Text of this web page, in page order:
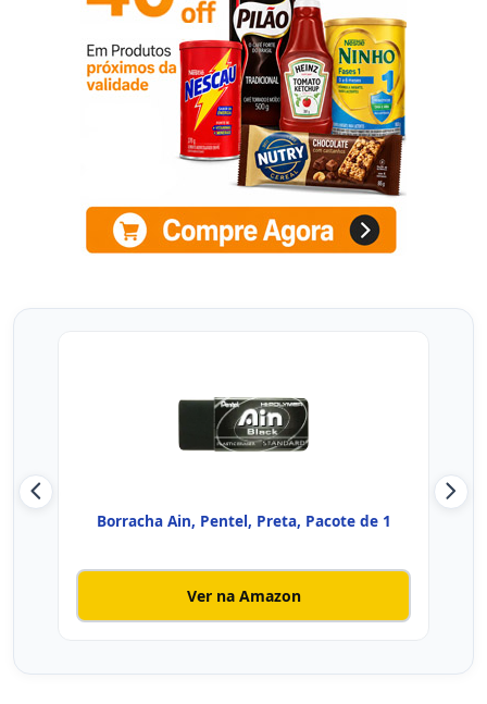
Borracha Ain, Pentel, Preta, Pacote de 1
Ver na Amazon